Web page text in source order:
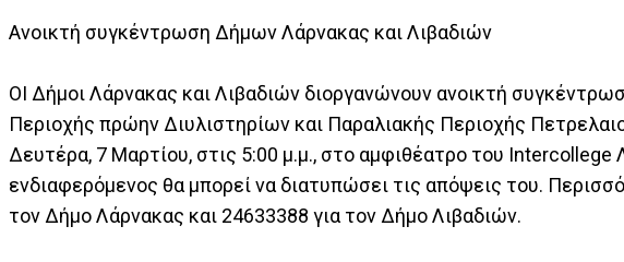
Ανοικτή συγκέντρωση Δήμων Λάρνακας και Λιβαδιών
ΟΙ Δήμοι Λάρνακας και Λιβαδιών διοργανώνουν ανοικτή
Περιοχής πρώην Διυλιστηρίων και Παραλιακής Περιοχής
Δευτέρα, 7 Μαρτίου, στις 5:00 μ.μ., στο αμφιθέατρο του
ενδιαφερόμενος θα μπορεί να διατυπώσει τις απόψεις του.
τον Δήμο Λάρνακας και 24633388 για τον Δήμο Λιβαδιών.